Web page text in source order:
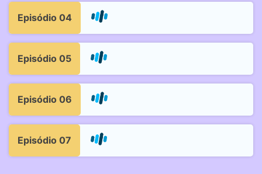
Episódio 04
Episódio 05
Episódio 06
Episódio 07